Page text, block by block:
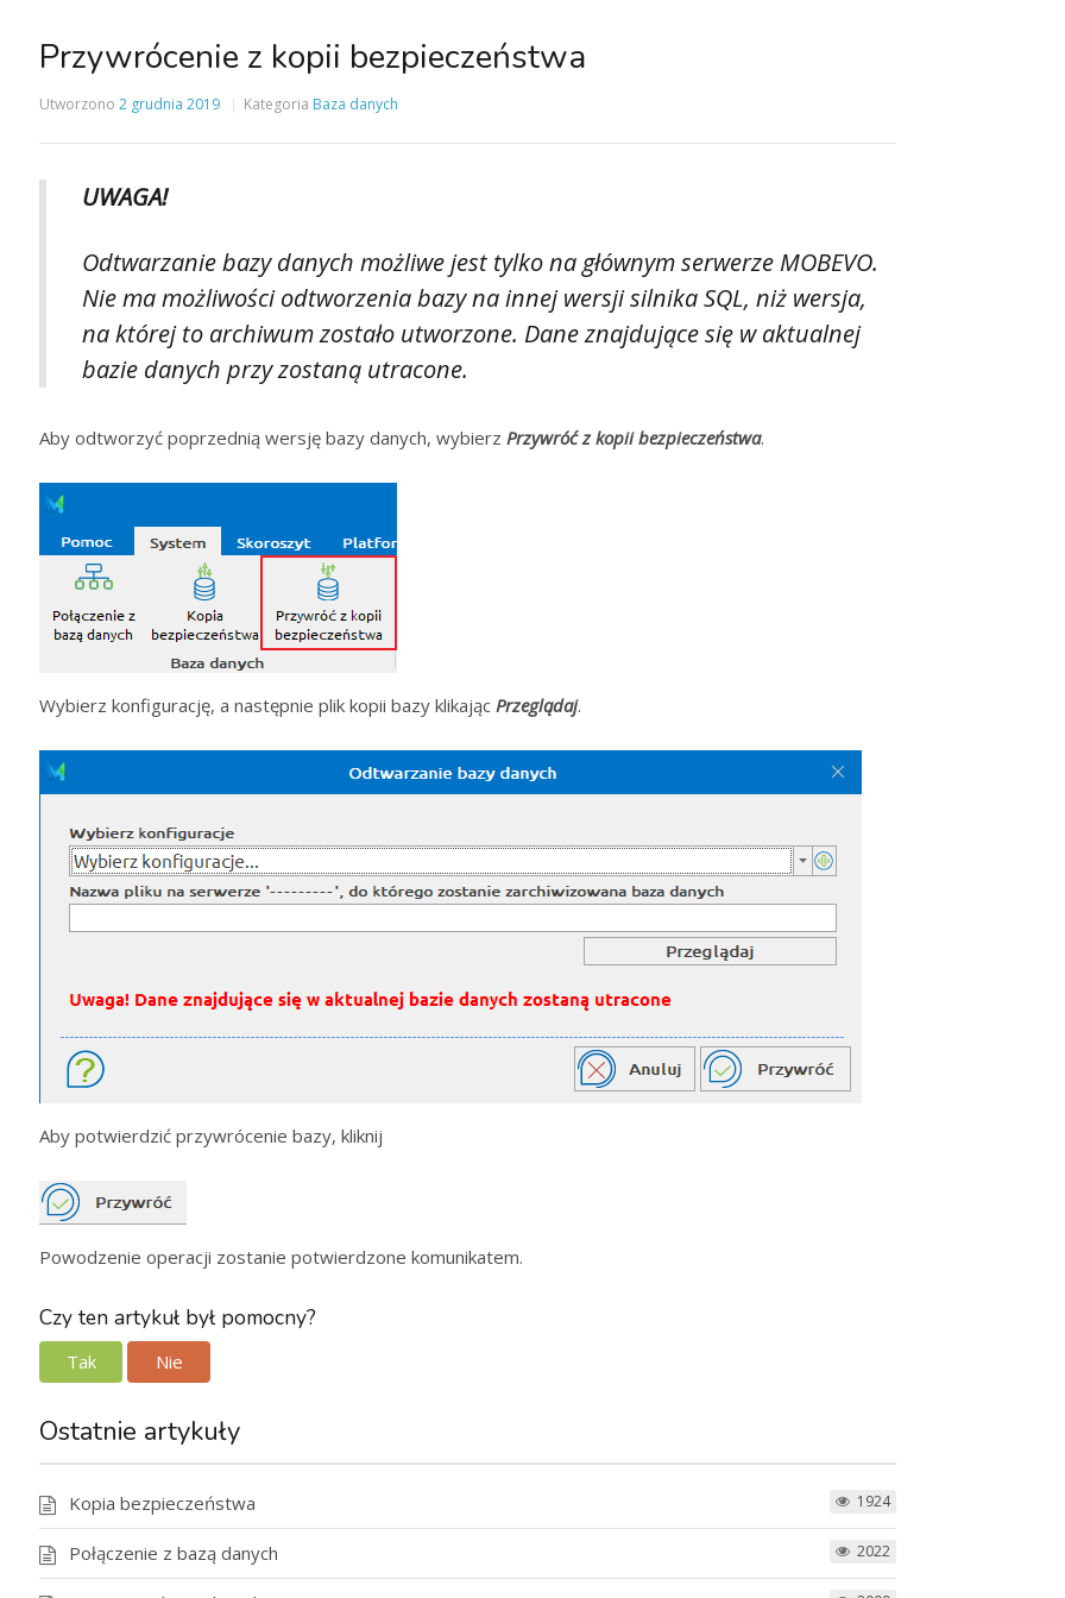
Przywrócenie z kopii bezpieczeństwa
Utworzono 2 grudnia 2019 Kategoria Baza danych
UWAGA!
Odtwarzanie bazy danych możliwe jest tylko na głównym serwerze MOBEVO.
Nie ma możliwości odtworzenia bazy na innej wersji silnika SQL, niż wersja,
na której to archiwum zostało utworzone. Dane znajdujące się w aktualnej
bazie danych przy zostaną utracone.
Aby odtworzyć poprzednią wersję bazy danych, wybierzPrzywróć z kopii bezpieczeństwa.
Wybierz konfigurację, a następnie plik kopii bazy klikającPrzeglądaj.
Aby potwierdzić przywrócenie bazy, kliknij
Powodzenie operacji zostanie potwierdzone komunikatem.
Czy ten artykuł był pomocny?
Tak Nie
Ostatnie artykuły
Kopia bezpieczeństwa 1924
Połączenie z bazą danych 2022